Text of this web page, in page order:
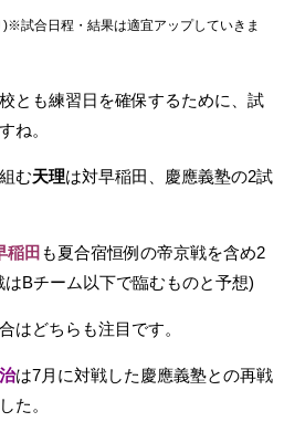
)※試合日程・結果は適宜アップしていきま
とも練習日を確保するために、試
ね。
む天理は対早稲田、慶應義塾の2試
稲田 も夏合宿恒例の帝京戦を含め2
Bチーム以下で臨むものと予想)
はどちらも注目です。
は7月に対戦した慶應義塾との再戦
た。